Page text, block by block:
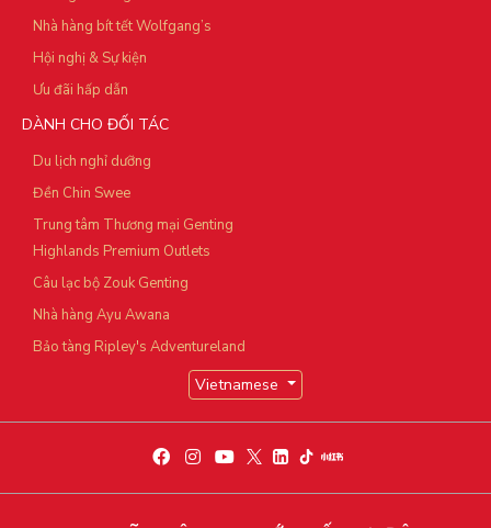
Nhà hàng bít tết Wolfgang’s
Hội nghị & Sự kiện
Ưu đãi hấp dẫn
DÀNH CHO ĐỐI TÁC
Du lịch nghỉ dưỡng
Đền Chin Swee
Trung tâm Thương mại Genting
Highlands Premium Outlets
Câu lạc bộ Zouk Genting
Nhà hàng Ayu Awana
Bảo tàng Ripley's Adventureland
Vietnamese